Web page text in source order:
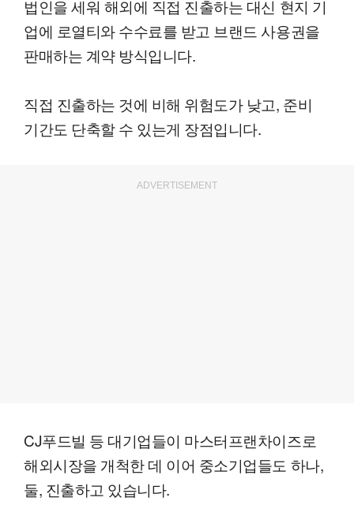
법인을 세워 해외에 직접 진출하는 대신 현지 기
업에 로열티와 수수료를 받고 브랜드 사용권을
판매하는 계약 방식입니다.
직접 진출하는 것에 비해 위험도가 낮고, 준비
기간도 단축할 수 있는게 장점입니다.
ADVERTISEMENT
CJ푸드빌 등 대기업들이 마스터프랜차이즈로
해외시장을 개척한 데 이어 중소기업들도 하나,
둘, 진출하고 있습니다.